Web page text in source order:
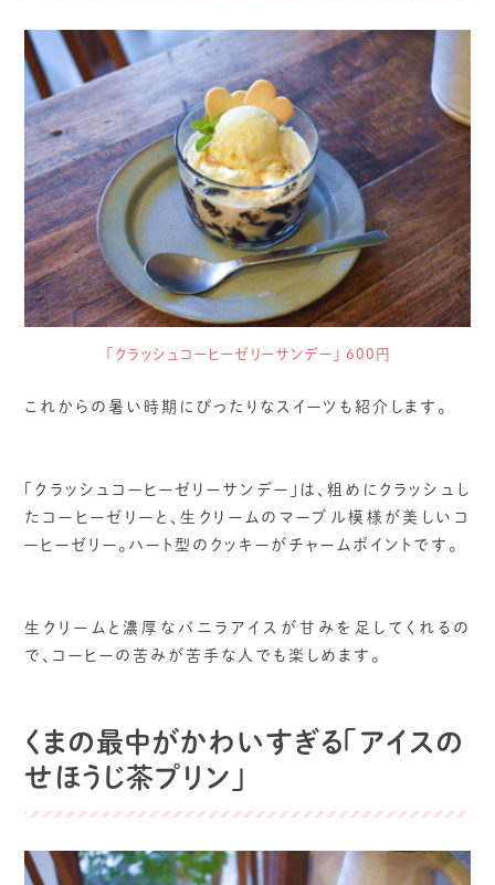
「クラッシュコーヒーゼリーサンデー」 600円
これからの暑い時期にぴったりなスイーツも紹介します。
「クラッシュコーヒーゼリーサンデー」は、粗めにクラッシュし
たコーヒーゼリーと、生クリームのマーブル模様が美しいコ
ーヒーゼリー。ハート型のクッキーがチャームポイントです。
生クリームと濃厚なバニラアイスが甘みを足してくれるの
で、コーヒーの苦みが苦手な人でも楽しめます。
くまの最中がかわいすぎる「アイスの
せほうじ茶プリン」